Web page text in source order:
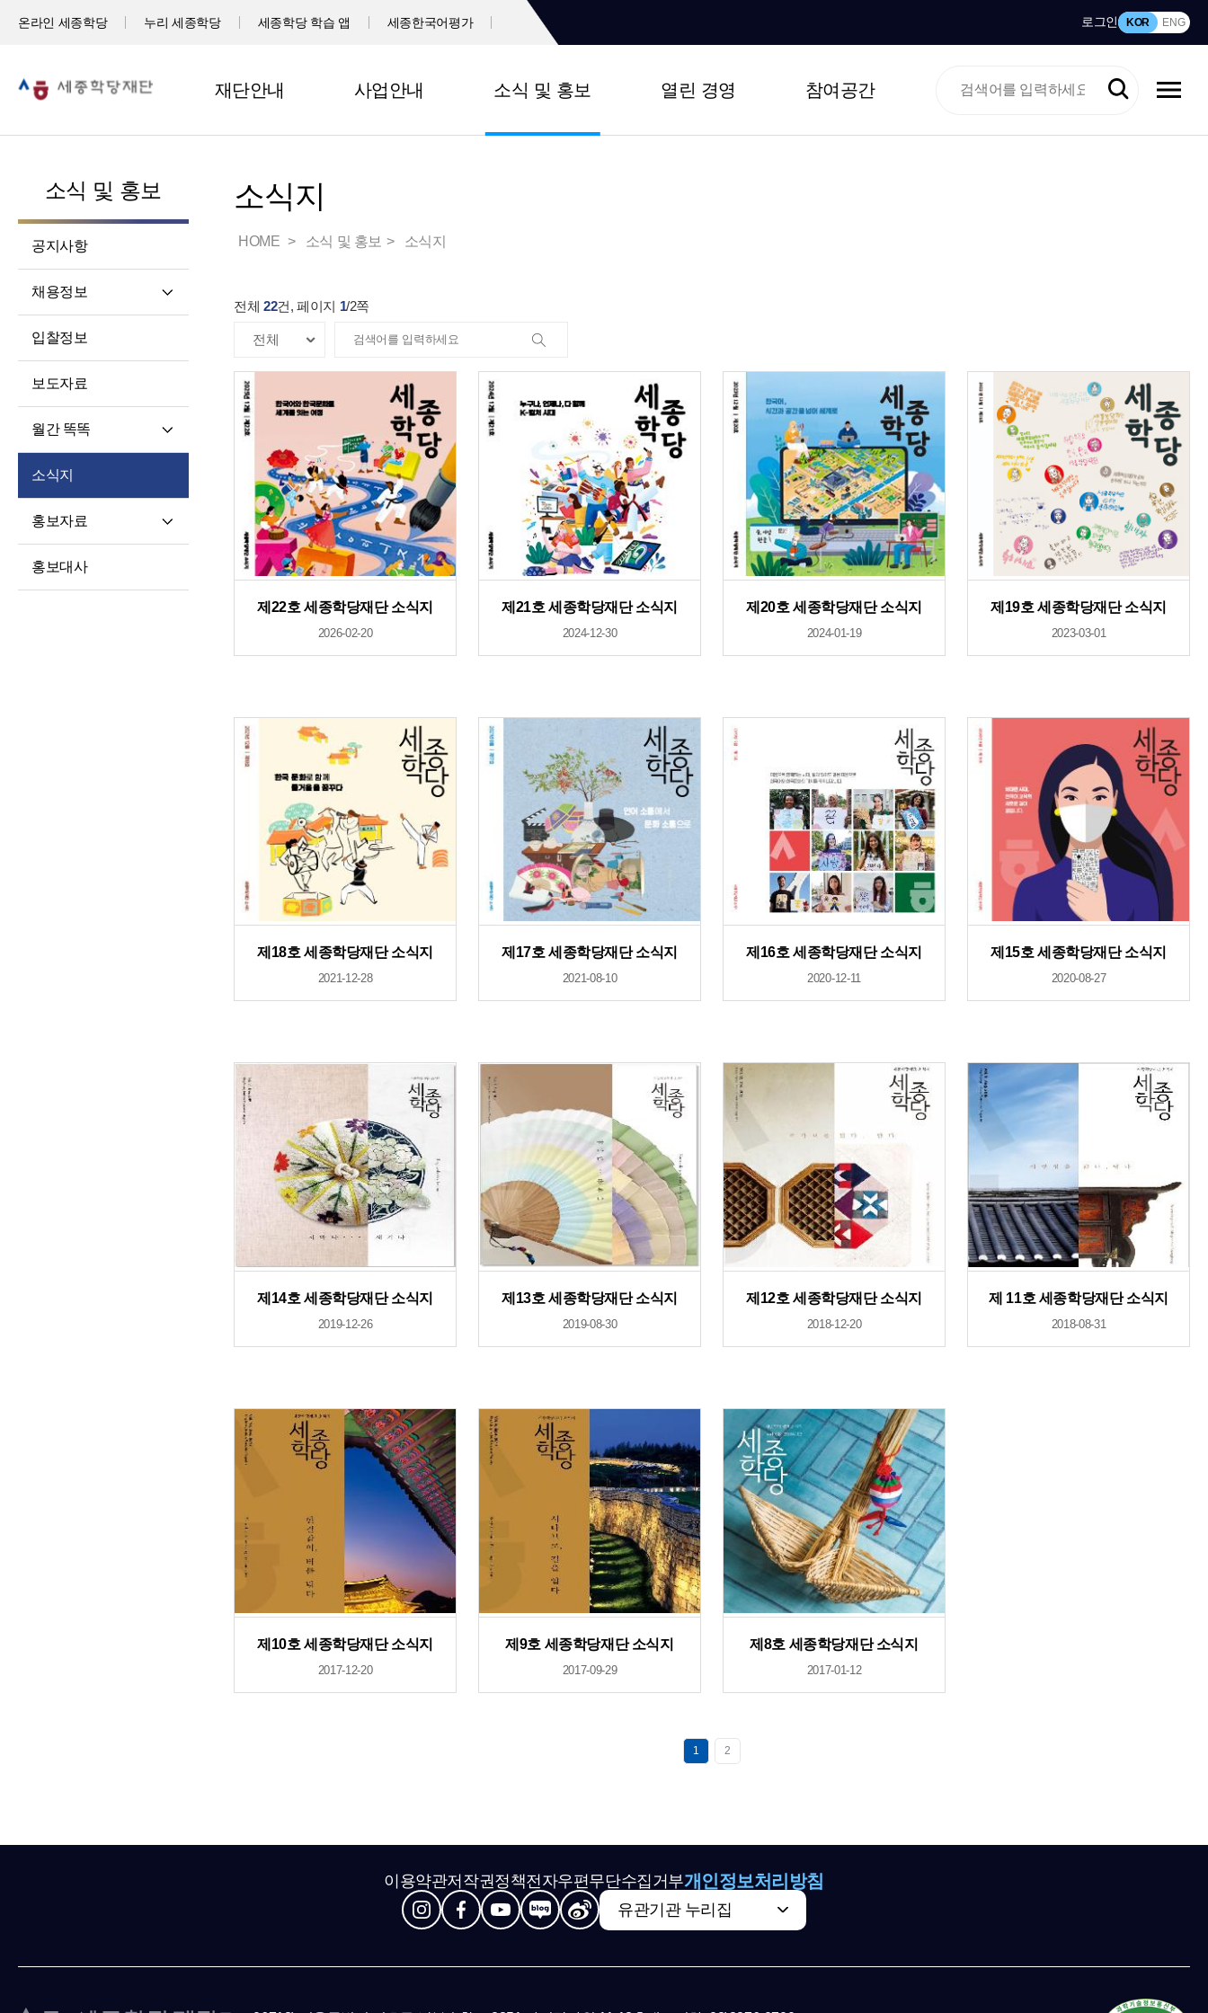
온라인 세종학당 누리 세종학당 세종학당 학습 앱 세종한국어평가 로그인 KOR ENG
재단안내 사업안내 소식 및 홍보 열린 경영 참여공간
소식 및 홍보
공지사항
채용정보
입찰정보
보도자료
월간 똑똑
소식지
홍보자료
홍보대사
소식지
HOME 소식 및 홍보 소식지
전체 22건, 페이지 1/2쪽
제22호 세종학당재단 소식지
2026-02-20
제21호 세종학당재단 소식지
2024-12-30
제20호 세종학당재단 소식지
2024-01-19
제19호 세종학당재단 소식지
2023-03-01
제18호 세종학당재단 소식지
2021-12-28
제17호 세종학당재단 소식지
2021-08-10
제16호 세종학당재단 소식지
2020-12-11
제15호 세종학당재단 소식지
2020-08-27
제14호 세종학당재단 소식지
2019-12-26
제13호 세종학당재단 소식지
2019-08-30
제12호 세종학당재단 소식지
2018-12-20
제 11호 세종학당재단 소식지
2018-08-31
제10호 세종학당재단 소식지
2017-12-20
제9호 세종학당재단 소식지
2017-09-29
제8호 세종학당재단 소식지
2017-01-12
1 2
이용약관저작권정책전자우편무단수집거부개인정보처리방침
유관기관 누리집